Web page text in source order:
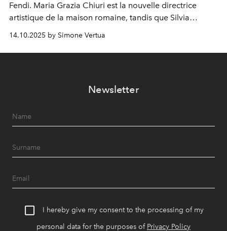
Fendi. Maria Grazia Chiuri est la nouvelle directrice
artistique de la maison romaine, tandis que Silvia
14.10.2025 by Simone Vertua
Newsletter
I hereby give my consent to the processing of my
personal data for the purposes of Privacy Policy